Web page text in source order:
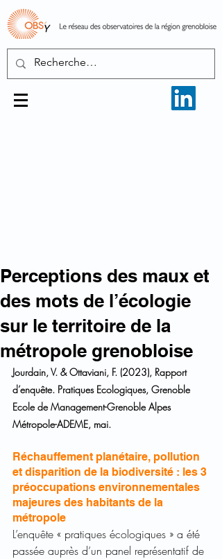
Perceptions des maux et
des mots de l’écologie
sur le territoire de la
métropole grenobloise
Jourdain, V. & Ottaviani, F. (2023), Rapport
d’enquête. Pratiques Ecologiques, Grenoble
Ecole de Management-Grenoble Alpes
Métropole-ADEME, mai.
Réchauffement planétaire, pollution
et disparition de la biodiversité : les 3
préoccupations environnementales
majeures des habitants de la
métropole
L’enquête « pratiques écologiques » a été
passée auprès d’un panel représentatif de